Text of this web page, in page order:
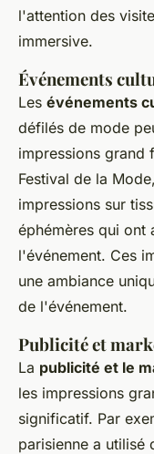
l'attention des
immersive.
Événements
Les événements
défilés de mode
impressions grand
Festival de la Mode
impressions sur
éphémères qui ont
l'événement. Ces
une ambiance
de l'événement.
Publicité et
La publicité et le
les impressions
significatif. Par
parisienne a utilisé